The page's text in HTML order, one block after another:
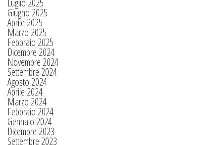
Luglio 2025
Giugno 2025
Aprile 2025
Marzo 2025
Febbraio 2025
Dicembre 2024
Novembre 2024
Settembre 2024
Agosto 2024
Aprile 2024
Marzo 2024
Febbraio 2024
Gennaio 2024
Dicembre 2023
Settembre 2023